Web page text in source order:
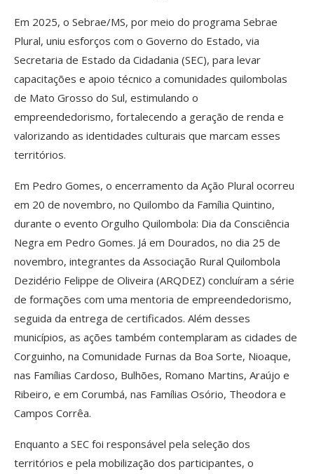
Em 2025, o Sebrae/MS, por meio do programa Sebrae
Plural, uniu esforços com o Governo do Estado, via
Secretaria de Estado da Cidadania (SEC), para levar
capacitações e apoio técnico a comunidades quilombolas
de Mato Grosso do Sul, estimulando o
empreendedorismo, fortalecendo a geração de renda e
valorizando as identidades culturais que marcam esses
territórios.
Em Pedro Gomes, o encerramento da Ação Plural ocorreu
em 20 de novembro, no Quilombo da Família Quintino,
durante o evento Orgulho Quilombola: Dia da Consciência
Negra em Pedro Gomes. Já em Dourados, no dia 25 de
novembro, integrantes da Associação Rural Quilombola
Dezidério Felippe de Oliveira (ARQDEZ) concluíram a série
de formações com uma mentoria de empreendedorismo,
seguida da entrega de certificados. Além desses
municípios, as ações também contemplaram as cidades de
Corguinho, na Comunidade Furnas da Boa Sorte, Nioaque,
nas Famílias Cardoso, Bulhões, Romano Martins, Araújo e
Ribeiro, e em Corumbá, nas Famílias Osório, Theodora e
Campos Corrêa.
Enquanto a SEC foi responsável pela seleção dos
territórios e pela mobilização dos participantes, o